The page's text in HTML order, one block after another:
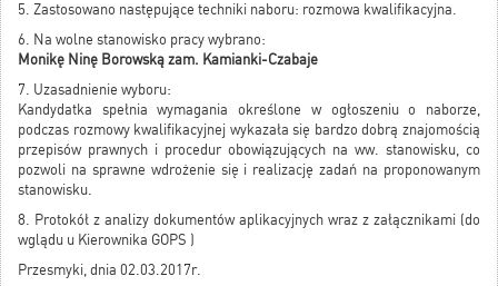
5. Zastosowano następujące techniki naboru: rozmowa kwalifikacyjna.
6. Na wolne stanowisko pracy wybrano:
Monikę Ninę Borowską zam. Kamianki-Czabaje
7. Uzasadnienie wyboru:
Kandydatka spełnia wymagania określone w ogłoszeniu o naborze,
podczas rozmowy kwalifikacyjnej wykazała się bardzo dobrą znajomością
przepisów prawnych i procedur obowiązujących na ww. stanowisku, co
pozwoli na sprawne wdrożenie się i realizację zadań na proponowanym
stanowisku.
8. Protokół z analizy dokumentów aplikacyjnych wraz z załącznikami (do
wglądu u Kierownika GOPS )
Przesmyki, dnia 02.03.2017r.